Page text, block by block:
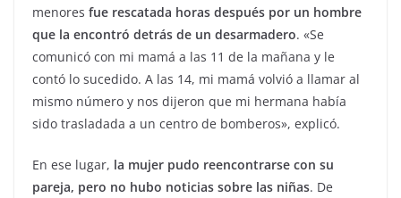
menores fue rescatada horas después por un hombre
que la encontró detrás de un desarmadero. «Se
comunicó con mi mamá a las 11 de la mañana y le
contó lo sucedido. A las 14, mi mamá volvió a llamar al
mismo número y nos dijeron que mi hermana había
sido trasladada a un centro de bomberos», explicó.
En ese lugar, la mujer pudo reencontrarse con su
pareja, pero no hubo noticias sobre las niñas. De